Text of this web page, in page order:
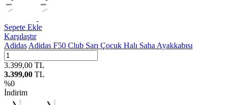
Sepete Ekle
Karşılaştır
Adidas Adidas F50 Club Sarı Çocuk Halı Saha Ayakkabısı
3.399,00 TL
3.399,00 TL
%0
İndirim